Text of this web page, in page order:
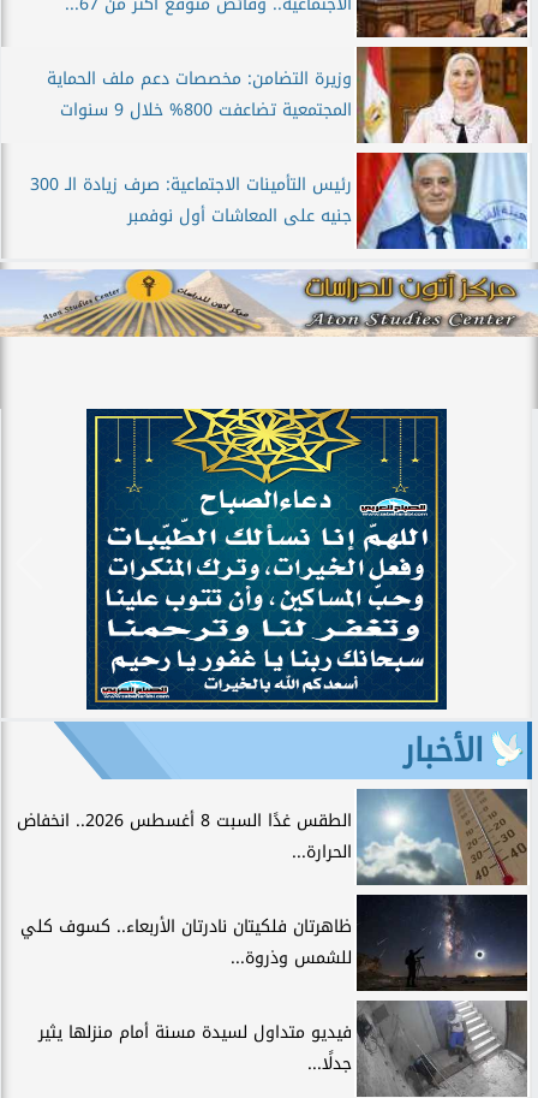
وزيرة التضامن: مخصصات دعم ملف الحماية
المجتمعية تضاعفت 800% خلال 9 سنوات
رئيس التأمينات الاجتماعية: صرف زيادة الـ 300
جنيه على المعاشات أول نوفمبر
الأخبار
الطقس غدًا السبت 8 أغسطس 2026.. انخفاض
الحرارة...
ظاهرتان فلكيتان نادرتان الأربعاء.. كسوف كلي
للشمس وذروة...
فيديو متداول لسيدة مسنة أمام منزلها يثير
جدلًا...